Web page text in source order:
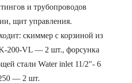
и трубопроводов
щит управления.
скиммер с корзиной из
200-VL — 2 шт., форсунка
стали Water inlet 11/2″- 6
— 2 шт.